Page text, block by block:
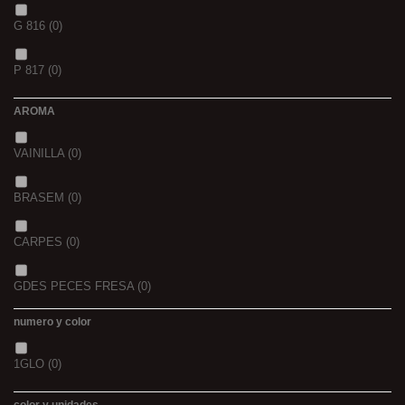
20+10 (0)
1(0)
1,5
2,3
(0)
(0)
G 816 (0)
P 817 (0)
AROMA
VAINILLA(0)
BRASEM (0)
CARPES (0)
GDES PECES FRESA(0)
GDES. PECES MAIZ
GDES. PECES SCOPEX
numero y color
1GLO (0)